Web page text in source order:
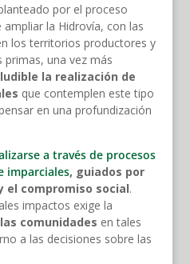
por el proceso
la Hidrovía, con las
los territorios productores y
una vez más
la realización de
que contemplen este tipo
en una profundización
a través de procesos
imparciales, guiados por
el compromiso social.
impactos exige la
comunidades en tales
a las decisiones sobre las